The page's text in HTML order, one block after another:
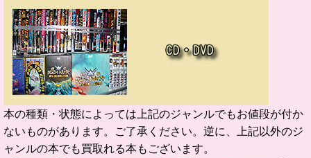
本の種類・状態によっては上記のジャンルでもお値段が付か
ないものがあります。ご了承ください。逆に、上記以外のジ
ャンルの本でも買取れる本もございます。